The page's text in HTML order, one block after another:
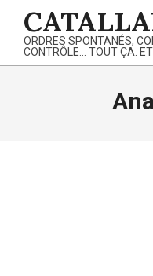
contentORDRES SPONTANÉS,
CONTRÔLE… TOUT ÇA. ET